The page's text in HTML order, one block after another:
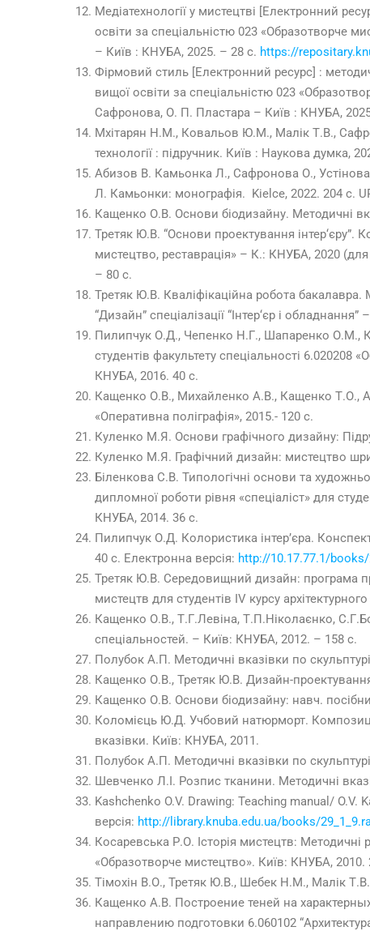
Медіатехнології у мистецтві [Електронний
освіти за спеціальністю 023 «Образотворче
– Київ : КНУБА, 2025. – 28 с. https://
Фірмовий стиль [Електронний ресурс] :
вищої освіти за спеціальністю 023
Сафронова, О. П. Пластара – Київ : КНУБА, 2025.
Мхітарян Н.М., Ковальов Ю.М., Малік Т.В.,
технології : підручник. Київ : Наукова думка,
Абизов В. Камьонка Л., Сафронова О., Устінова
Л. Камьонки: монографія. Kielce, 2022. 204 с.
Кащенко О.В. Основи біодизайну. Методичні
Третяк Ю.В. “Основи проектування інтер‘єру”.
мистецтво, реставрація» – К.: КНУБА, 2020
– 80 с.
Третяк Ю.В. Кваліфікаційна робота бакалавра.
“Дизайн” спеціалізації “Інтер‘єр і
Пилипчук О.Д., Чепенко Н.Г., Шапаренко О.М.,
студентів факультету спеціальності 6.020208
КНУБА, 2016. 40 с.
Кащенко О.В., Михайленко А.В., Кащенко Т.О.,
«Оперативна поліграфія», 2015.- 120 с.
Куленко М.Я. Основи графічного дизайну:
Куленко М.Я. Графічний дизайн: мистецтво
Біленкова С.В. Типологічні основи та
дипломної роботи рівня «спеціаліст» для
КНУБА, 2014. 36 с.
Пилипчук О.Д. Колористика інтер’єра.
40 с. Електронна версія: http://10.17.77.1/books/
Третяк Ю.В. Середовищний дизайн: програма
мистецтв для студентів ІV курсу
Кащенко О.В., Т.Г.Левіна, Т.П.Ніколаєнко,
спеціальностей. – Київ: КНУБА, 2012. – 158 с.
Полубок А.П. Методичні вказівки по
Кащенко О.В., Третяк Ю.В. Дизайн-
Кащенко О.В. Основи біодизайну: навч.
Коломієць Ю.Д. Учбовий натюрморт.
вказівки. Київ: КНУБА, 2011.
Полубок А.П. Методичні вказівки по
Шевченко Л.І. Розпис тканини. Методичні
Kashchenko O.V. Drawing: Teaching manual/
версія: http://library.knuba.edu.ua/books/
Косаревська Р.О. Історія мистецтв:
«Образотворче мистецтво». Київ: КНУБА, 2010.
Тімохін В.О., Третяк Ю.В., Шебек Н.М., Малік
Кащенко А.В. Построение теней на
направлению подготовки 6.060102